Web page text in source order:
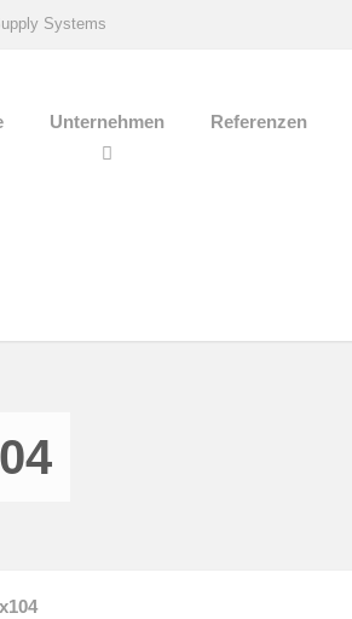
Systems
Unternehmen Referenzen